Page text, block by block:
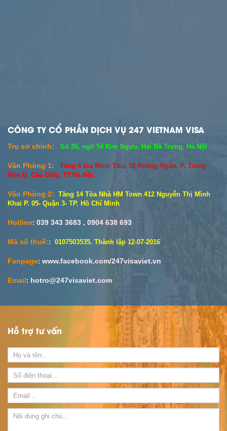
CÔNG TY CỔ PHẦN DỊCH VỤ 247 VIETNAM VISA
Trụ sở chính: Số 26, ngõ 54 Kim Ngưu, Hai Bà Trưng, Hà Nội
Văn Phòng 1:
Tầng 6 tòa Minh Thu, 92 Hoàng Ngân, P. Trung
Hòa Q. Cầu Giấy, TP.Hà Nội.
Văn Phòng 2: Tầng 14 Tòa Nhà HM Town 412 Nguyễn Thị Mình
Khai P. 05- Quận 3- TP. Hồ Chí Minh
Hotline: 039 343 3683 , 0904 638 693
Mã số thuế:: 0107503535. Thành lập 12-07-2016
Fanpage: www.facebook.com/247visaviet.vn
Email: hotro@247visaviet.com
Hỗ trợ tư vấn